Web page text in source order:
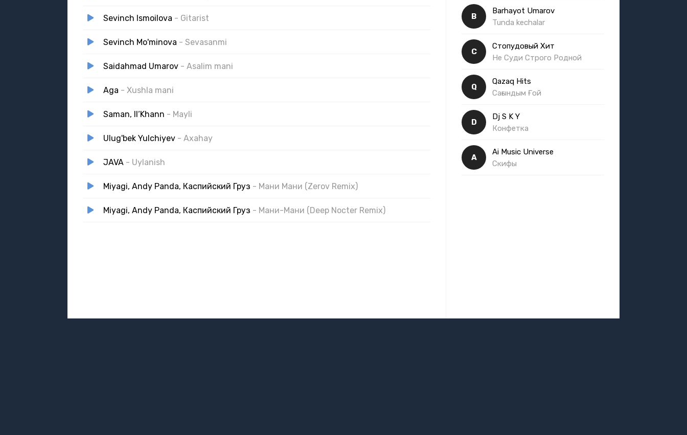
Sevinch Ismoilova - Gitarist
Sevinch Mo'minova - Sevasanmi
Saidahmad Umarov - Asalim mani
Aga - Xushla mani
Saman, Il‘Khann - Mayli
Ulug'bek Yulchiyev - Axahay
JAVA - Uylanish
Miyagi, Andy Panda, Каспийский Груз - Мани Мани (Zerov Remix)
Miyagi, Andy Panda, Каспийский Груз - Мани-Мани (Deep Nocter Remix)
B
Barhayot Umarov
Tunda kechalar
С
Стопудовый Хит
Не Суди Строго Родной
Q
Qazaq Hits
Сағындым Ғой
D
Dj S K Y
Конфетка
A
Ai Music Universe
Скифы